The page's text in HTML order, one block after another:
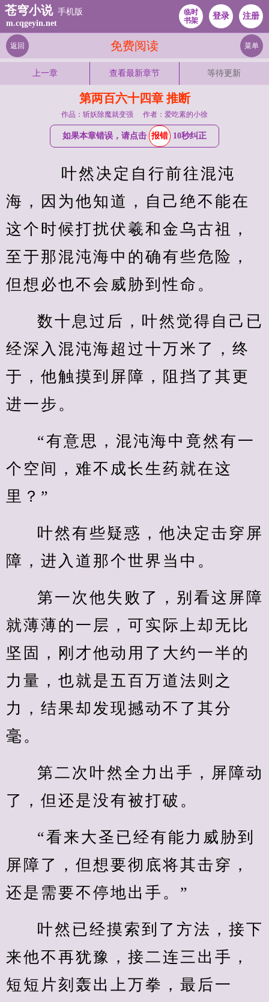
苍穹小说 手机版
m.cqgeyin.net
临时
书架
登录 注册
免费阅读
返回 菜单
上一章 查看最新章节 等待更新
第两百六十四章 推断
作品：斩妖除魔就变强 作者：爱吃素的小徐
如果本章错误，请点击 报错 10秒纠正
海，因为他知道，自己绝不能在
这个时候打扰伏羲和金乌古祖，
至于那混沌海中的确有些危险，
但想必也不会威胁到性命。
数十息过后，叶然觉得自己已
经深入混沌海超过十万米了，终
于，他触摸到屏障，阻挡了其更
进一步。
“有意思，混沌海中竟然有一
个空间，难不成长生药就在这
里？”
叶然有些疑惑，他决定击穿屏
障，进入道那个世界当中。
第一次他失败了，别看这屏障
就薄薄的一层，可实际上却无比
坚固，刚才他动用了大约一半的
力量，也就是五百万道法则之
力，结果却发现撼动不了其分
毫。
第二次叶然全力出手，屏障动
了，但还是没有被打破。
“看来大圣已经有能力威胁到
屏障了，但想要彻底将其击穿，
还是需要不停地出手。”
叶然已经摸索到了方法，接下
来他不再犹豫，接二连三出手，
短短片刻轰出上万拳，最后一